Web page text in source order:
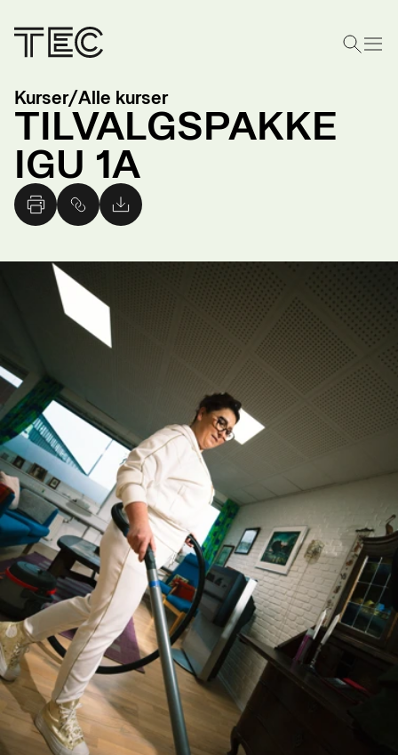
Kurser/Alle kurser
TILVALGSPAKKE
IGU 1A